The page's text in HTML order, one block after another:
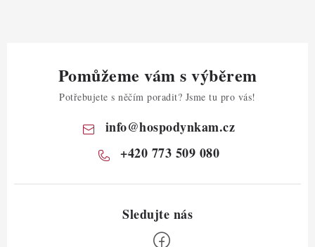
Pomůžeme vám s výběrem
Potřebujete s něčím poradit? Jsme tu pro vás!
info@hospodynkam.cz
+420 773 509 080